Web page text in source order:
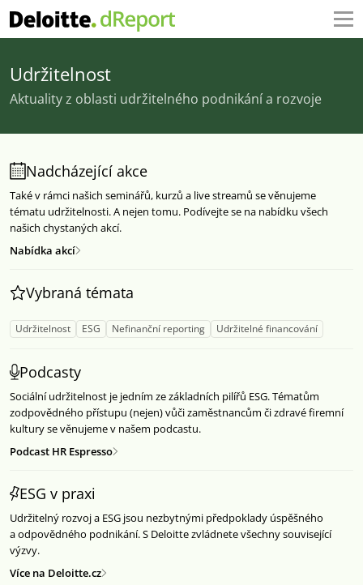
Udržitelnost
Aktuality z oblasti udržitelného podnikání a rozvoje
Nadcházející akce
Také v rámci našich seminářů, kurzů a live streamů se věnujeme
tématu udržitelnosti. A nejen tomu. Podívejte se na nabídku všech
našich chystaných akcí.
Nabídka akcí
Vybraná témata
Udržitelnost ESG Nefinanční reporting Udržitelné financování
Podcasty
Sociální udržitelnost je jedním ze základních pilířů ESG. Tématům
zodpovědného přístupu (nejen) vůči zaměstnancům či zdravé firemní
kultury se věnujeme v našem podcastu.
Podcast HR Espresso
ESG v praxi
Udržitelný rozvoj a ESG jsou nezbytnými předpoklady úspěšného
a odpovědného podnikání. S Deloitte zvládnete všechny související
výzvy.
Více na Deloitte.cz